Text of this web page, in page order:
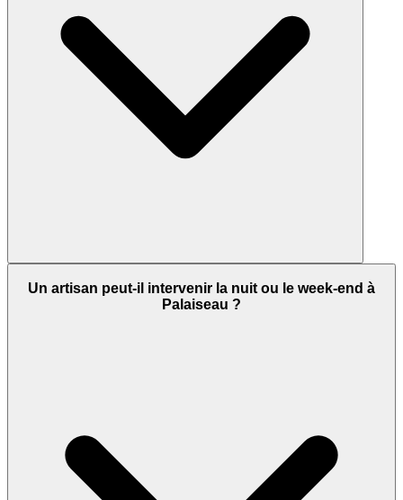
Un artisan peut-il intervenir la nuit ou le week-end à
Palaiseau ?